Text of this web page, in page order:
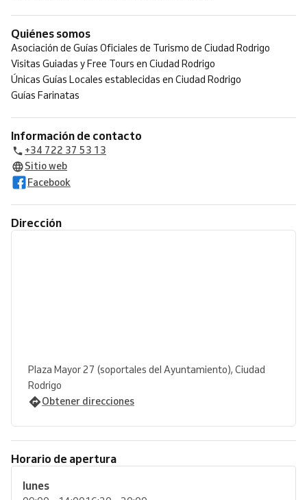
Quiénes somos
Asociación de Guías Oficiales de Turismo de Ciudad Rodrigo
Visitas Guiadas y Free Tours en Ciudad Rodrigo
Únicas Guías Locales establecidas en Ciudad Rodrigo
Guías Farinatas
Información de contacto
+34 722 37 53 13
Sitio web
Facebook
Dirección
Plaza Mayor 27 (soportales del Ayuntamiento), Ciudad
Rodrigo
Obtener direcciones
Horario de apertura
lunes